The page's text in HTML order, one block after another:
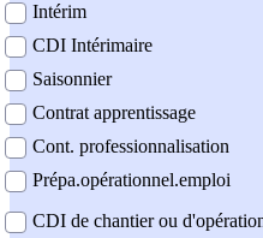
Intérim
CDI Intérimaire
Saisonnier
Contrat apprentissage
Cont. professionnalisation
Prépa.opérationnel.emploi
CDI de chantier ou